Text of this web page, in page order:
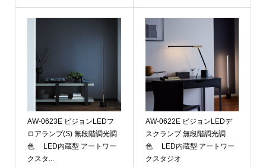
AW-0623E ビジョンLEDフ
ロアランプ(S) 無段階調光調
色 LED内蔵型 アートワー
クスタ...
AW-0622E ビジョンLEDデ
スクランプ 無段階調光調
色 LED内蔵型 アートワー
クスタジオ